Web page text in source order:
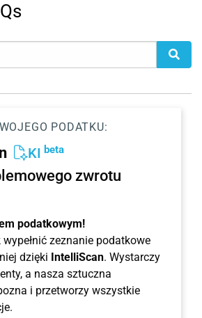
PODATKU:
KI beta
zwrotu
podatkowym!
zeznanie podatkowe
dzięki IntelliScan. Wystarczy
a nasza sztuczna
i przetworzy wszystkie